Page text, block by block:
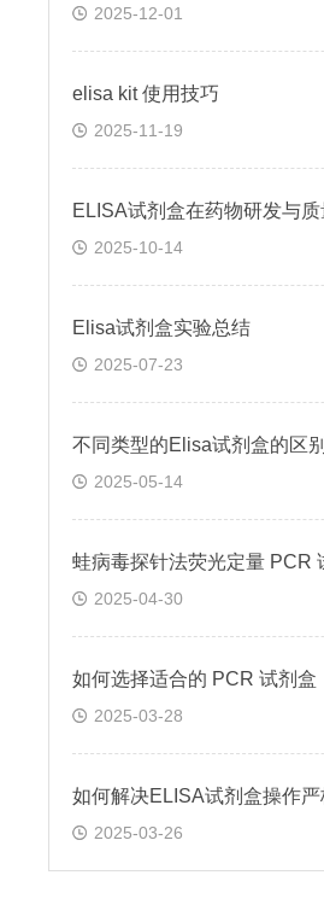
2025-12-01
elisa kit 使用技巧
2025-11-19
2025-10-14
Elisa试剂盒实验总结
2025-07-23
不同类型的Elisa试剂盒的区别
2025-05-14
2025-04-30
如何选择适合的 PCR 试剂盒
2025-03-28
2025-03-26